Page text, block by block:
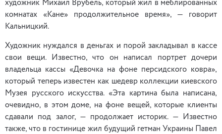
художник Михаил Врубель, который жил в меблированных
комнатах «Кане» продолжительное время», — говорит
Кальницкий.
Художник нуждался в деньгах и порой закладывал в кассе
свои вещи. Известно, что он написал портрет дочери
владельца кассы «Девочка на фоне персидского ковра»,
который теперь известен как шедевр коллекции киевского
Музея русского искусства. «Эта картина была написана,
очевидно, в этом доме, на фоне вещей, которые клиенты
сдавали под залог, — продолжает историк. — Известно
также, что в гостинице жил будущий гетман Украины Павел